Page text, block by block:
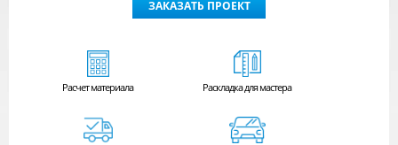
ЗАКАЗАТЬ ПРОЕКТ
Расчетматериала Раскладка для мастера